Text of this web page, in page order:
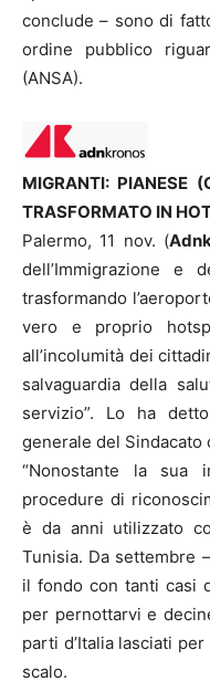
conclude – sono di
ordine pubblico
(ANSA).
MIGRANTI: PIANESE
TRASFORMATO IN
Palermo, 11 nov. (
dell’Immigrazione e
trasformando
vero e proprio
all’incolumità dei
salvaguardia della
servizio”. Lo ha
generale del Sindacato
“Nonostante la sua
procedure di
è da anni utilizzato
Tunisia. Da settembre
il fondo con tanti casi
per pernottarvi e
parti d’Italia lasciati
scalo.